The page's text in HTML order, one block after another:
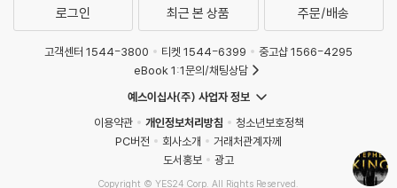
로그인 최근 본 상품 주문/배송
고객센터 1544-3800 티켓 1544-6399
중고샵 1566-4295
eBook 1:1문의/채팅상담
예스이십사(주) 사업자 정보
이용약관
개인정보처리방침
청소년보호정책
PC버전
회사소개
거래처관계자께
도서홍보
광고
Copyright © YES24 Corp. All Rights Reserved.